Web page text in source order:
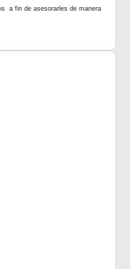
a fin de asesorarles de manera